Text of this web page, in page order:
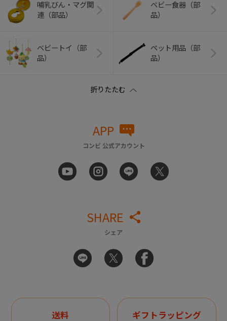
哺乳びん・マグ関
連（部品）
ベビー食器（部
品）
ベビートイ（部
品）
ペット用品（部
品）
APP
コンビ 公式アカウント
SHARE
シェア
送料 ギフトラッピング